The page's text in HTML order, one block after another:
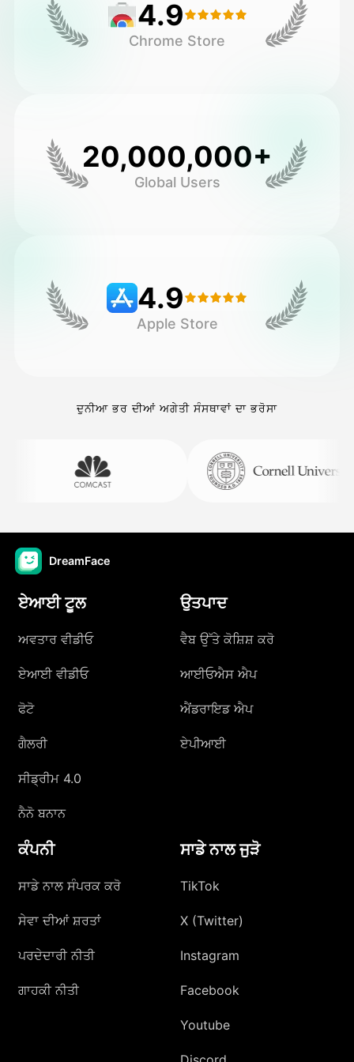
4.9
Chrome Store
20,000,000+
Global Users
4.9
Apple Store
ਦੁਨੀਆ ਭਰ ਦੀਆਂ ਅਗੇਤੀ ਸੰਸਥਾਵਾਂ ਦਾ ਭਰੋਸਾ
DreamFace
ਏਆਈ ਟੂਲ
ਅਵਤਾਰ ਵੀਡੀਓ
ਏਆਈ ਵੀਡੀਓ
ਫੋਟੋ
ਗੈਲਰੀ
ਸੀਡ੍ਰੀਮ 4.0
ਨੈਨੋ ਬਨਾਨ
ਉਤਪਾਦ
ਵੈਬ ਉੱਤੇ ਕੋਸ਼ਿਸ਼ ਕਰੋ
ਆਈਓਐਸ ਐਪ
ਐਂਡਰਾਇਡ ਐਪ
ਏਪੀਆਈ
ਕੰਪਨੀ
ਸਾਡੇ ਨਾਲ ਸੰਪਰਕ ਕਰੋ
ਸੇਵਾ ਦੀਆਂ ਸ਼ਰਤਾਂ
ਪਰਦੇਦਾਰੀ ਨੀਤੀ
ਗਾਹਕੀ ਨੀਤੀ
ਸਾਡੇ ਨਾਲ ਜੁੜੋ
TikTok
X (Twitter)
Instagram
Facebook
Youtube